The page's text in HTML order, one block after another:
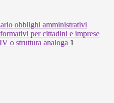
obblighi amministrativi
per cittadini e imprese
o struttura analoga 1